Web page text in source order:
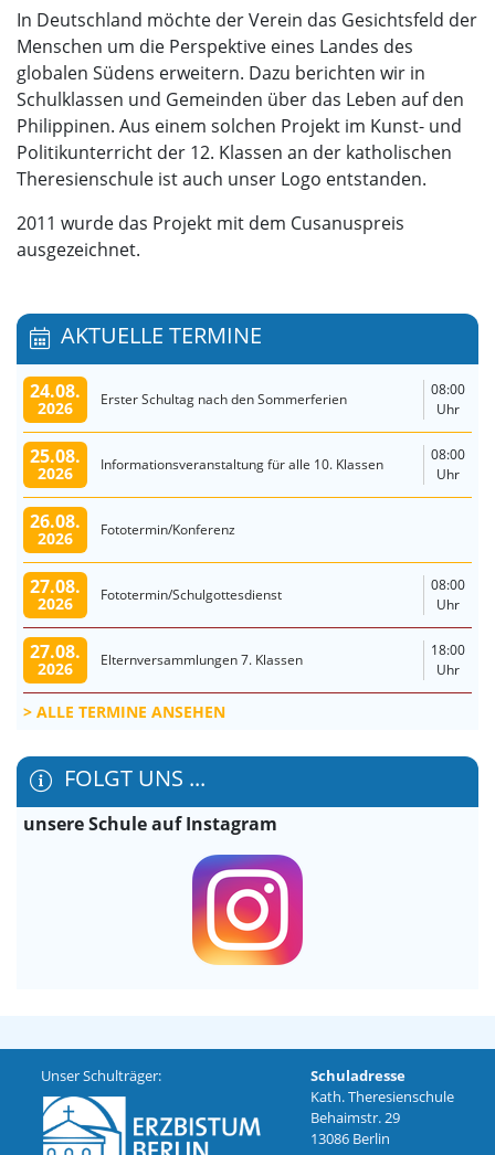
In Deutschland möchte der Verein das Gesichtsfeld der
Menschen um die Perspektive eines Landes des
globalen Südens erweitern. Dazu berichten wir in
Schulklassen und Gemeinden über das Leben auf den
Philippinen. Aus einem solchen Projekt im Kunst- und
Politikunterricht der 12. Klassen an der katholischen
Theresienschule ist auch unser Logo entstanden.
2011 wurde das Projekt mit dem Cusanuspreis
ausgezeichnet.
AKTUELLE TERMINE
24.08.
2026 Erster Schultag nach den Sommerferien
08:00
Uhr
25.08.
2026 Informationsveranstaltung für alle 10. Klassen
08:00
Uhr
26.08.
2026 Fototermin/Konferenz
27.08.
2026 Fototermin/Schulgottesdienst
08:00
Uhr
27.08.
2026 Elternversammlungen 7. Klassen
18:00
Uhr
ALLE TERMINE ANSEHEN
FOLGT UNS ...
unsere Schule auf Instagram
Unser Schulträger:
Schuladresse
Kath. Theresienschule
Behaimstr. 29
13086 Berlin